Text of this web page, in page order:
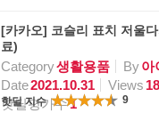
[카카오] 코슬리 표치 저울
료)
Category생활용품 By아
Date2021.10.31 Views
핫딜평가수1
핫딜 지수 9